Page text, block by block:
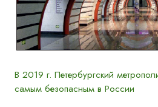
В 2019 г. Петербургский
самым безопасным в России